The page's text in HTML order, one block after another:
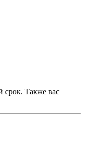
срок. Также вас